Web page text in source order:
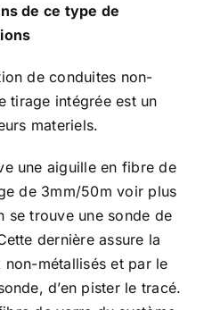
de ce type de
de conduites non-
tirage intégrée est un
materiels.
une aiguille en fibre de
de 3mm/50m voir plus
se trouve une sonde de
dernière assure la
métallisés et par le
d’en pister le tracé.